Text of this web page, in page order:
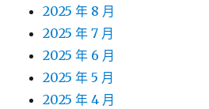
2025 年 8 月
2025 年 7 月
2025 年 6 月
2025 年 5 月
2025 年 4 月